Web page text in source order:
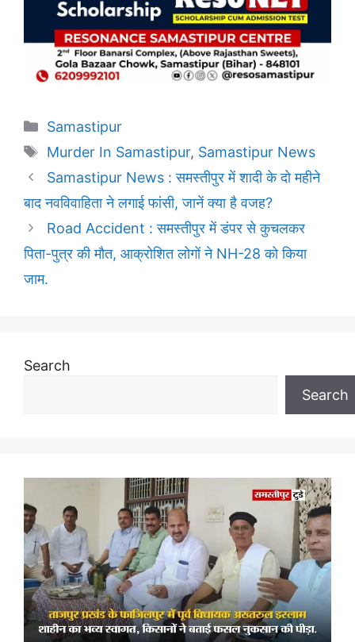
Categories
Samastipur
Tags
Murder In Samastipur, Samastipur News
Samastipur News : समस्तीपुर में शादी के दो महीने
बाद नवविवाहिता ने लगाई फांसी, जानें क्या है वजह?
Road Accident : समस्तीपुर में डंपर से कुचलकर
पिता-पुत्र की मौत, आक्रोशित लोगों ने NH-28 को किया
जाम.
Search
Search